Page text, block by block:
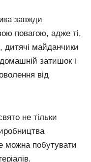
завжди
повагою, адже ті,
дитячі майданчики
затишок і
від
не тільки
можна побутувати